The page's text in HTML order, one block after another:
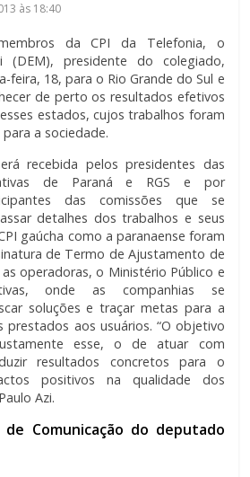
às 18:40
da CPI da Telefonia, o
(DEM), presidente do colegiado,
feira, 18, para o Rio Grande do Sul e
de perto os resultados efetivos
estados, cujos trabalhos foram
a sociedade.
recebida pelos presidentes das
de Paraná e RGS e por
das comissões que se
detalhes dos trabalhos e seus
gaúcha como a paranaense foram
de Termo de Ajustamento de
operadoras, o Ministério Público e
onde as companhias se
soluções e traçar metas para a
prestados aos usuários. “O objetivo
esse, o de atuar com
resultados concretos para o
positivos na qualidade dos
Azi.
de Comunicação do deputado